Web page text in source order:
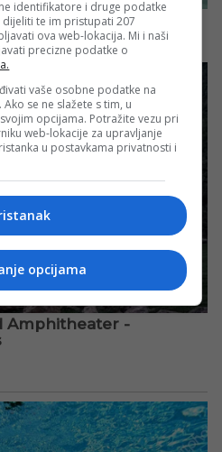
identifikatore i druge podatke
te im pristupati 207
ova web-lokacija. Mi i naši
precizne podatke o
vaše osobne podatke na
se ne slažete s tim, u
opcijama. Potražite vezu pri
web-lokacije za upravljanje
u postavkama privatnosti i
opcijama